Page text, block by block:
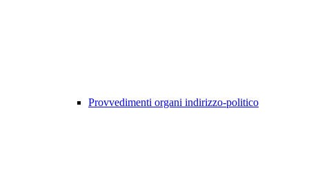
Provvedimenti organi indirizzo-politico